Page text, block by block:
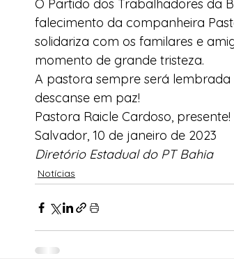
Desenvolvimento Territorial
Imprensa Assistência Social
Nota de Pesar Segurança Alimentar
O Partido dos Trabalhadores da
falecimento da companheira
solidariza com os familares e
momento de grande tristeza.
A pastora sempre será lembrada
descanse em paz!
Pastora Raicle Cardoso, presente!
Diretório Estadual do PT Bahia
Notícias